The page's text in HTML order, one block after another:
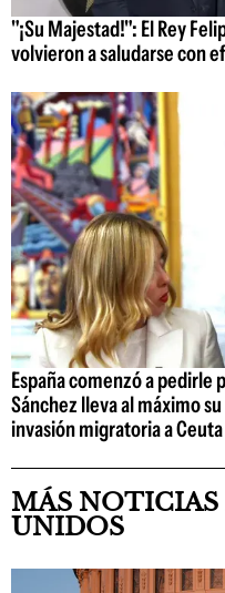
"¡Su Majestad!": El Rey
volvieron a saludarse con
España comenzó a pedirle
Sánchez lleva al máximo
invasión migratoria a Ceuta
MÁS NOTICIAS
UNIDOS